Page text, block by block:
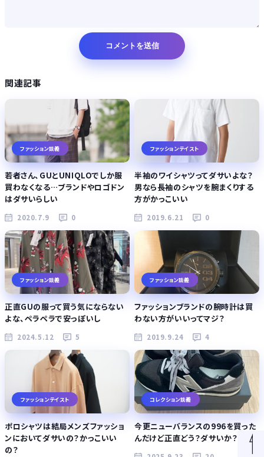
関連記事
ファッション談義
若者さん、GUとUNIQLOでしか服
買わなくなる…ブランドやロゴドン
はダサいらしい
2020.7.9 0
ファッションテイスト
半袖のワイシャツってダサいよな？
男なら長袖のシャツを腕まくりする
方がかっこいい
2019.6.21 0
ファッション談義
正直GUの服って買う気にならない
よな、ペラペラで安っぽいし
2024.5.12 5
ファッション談義
ファッションブランドの腕時計は買
わない方がいいってマジ？
2019.9.24 4
ファッションテイスト
ポロシャツは結局メンズファッショ
ンにおいてダサいの？かっこいい
の？
コレクション談義
今更ニューバランスの996を買った
んだけど正直どう？ダサいか？